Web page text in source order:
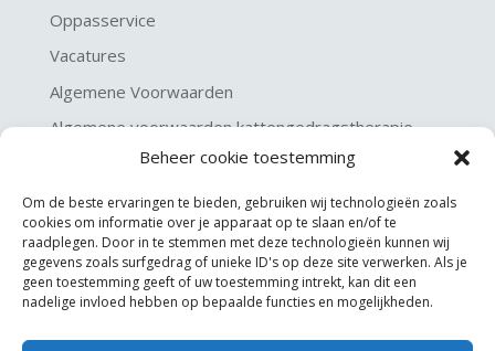
Beheer cookie toestemming
Om de beste ervaringen te bieden, gebruiken wij technologieën zoals
cookies om informatie over je apparaat op te slaan en/of te
raadplegen. Door in te stemmen met deze technologieën kunnen wij
gegevens zoals surfgedrag of unieke ID's op deze site verwerken. Als je
geen toestemming geeft of uw toestemming intrekt, kan dit een
nadelige invloed hebben op bepaalde functies en mogelijkheden.
Oppasservice
Vacatures
Algemene Voorwaarden
Algemene voorwaarden kattengedragstherapie
Privacy verklaring
Disclaimer & Copyright